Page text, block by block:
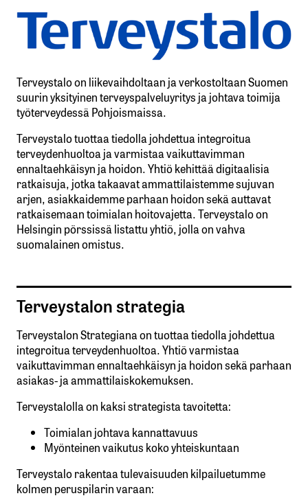
Terveystalo on liikevaihdoltaan ja verkostoltaan Suomen
suurin yksityinen terveyspalveluyritys ja johtava toimija
työterveydessä Pohjoismaissa.
Terveystalo tuottaa tiedolla johdettua integroitua
terveydenhuoltoa ja varmistaa vaikuttavimman
ennaltaehkäisyn ja hoidon. Yhtiö kehittää digitaalisia
ratkaisuja, jotka takaavat ammattilaistemme sujuvan
arjen, asiakkaidemme parhaan hoidon sekä auttavat
ratkaisemaan toimialan hoitovajetta. Terveystalo on
Helsingin pörssissä listattu yhtiö, jolla on vahva
suomalainen omistus.
Terveystalon strategia
Terveystalon Strategiana on tuottaa tiedolla johdettua
integroitua terveydenhuoltoa. Yhtiö varmistaa
vaikuttavimman ennaltaehkäisyn ja hoidon sekä parhaan
asiakas- ja ammattilaiskokemuksen.
Terveystalolla on kaksi strategista tavoitetta:
Toimialan johtava kannattavuus
Myönteinen vaikutus koko yhteiskuntaan
Terveystalo rakentaa tulevaisuuden kilpailuetumme
kolmen peruspilarin varaan: